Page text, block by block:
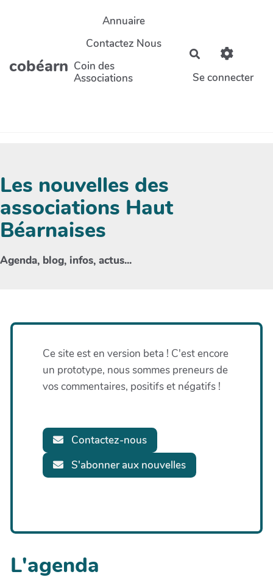
Aller au contenu principal
cobéarn
Annuaire
Contactez Nous
Coin des
Associations
Rechercher
Se connecter
Les nouvelles des
associations Haut
Béarnaises
Agenda, blog, infos, actus...
Ce site est en version beta ! C'est encore
un prototype, nous sommes preneurs de
vos commentaires, positifs et négatifs !
Contactez-nous
S'abonner aux nouvelles
L'agenda